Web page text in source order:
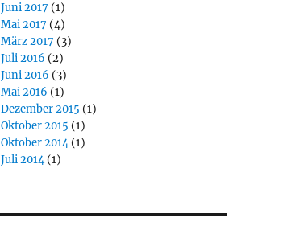
Juni 2017 (1)
Mai 2017 (4)
März 2017 (3)
Juli 2016 (2)
Juni 2016 (3)
Mai 2016 (1)
Dezember 2015 (1)
Oktober 2015 (1)
Oktober 2014(1)
Juli 2014(1)